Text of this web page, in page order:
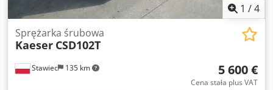
1 /4
Stawiec 135 km
Sprężarka śrubowa
Kaeser CSD102T
5 600 €
Cena stała plus VAT